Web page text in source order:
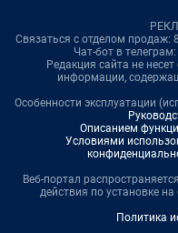
Связаться с отделом продаж:
Чат-бот в телеграм:
Редакция сайта не
информации,
Особенности эксплуатации
Описанием
Условиями
Веб-портал
действия по установке
Политика